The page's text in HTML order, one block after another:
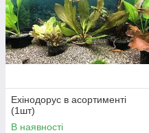
Ехінодорус в асортименті
(1шт)
В наявності